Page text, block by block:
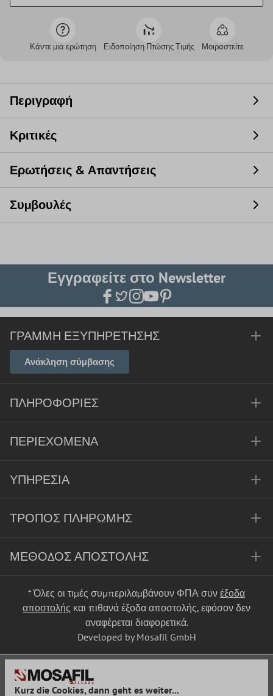
Κάντε μια ερώτηση Ειδοποίηση Πτώσης Τιμής Μοιραστείτε
Περιγραφή
Κριτικές
Ερωτήσεις & Απαντήσεις
Συμβουλές
Εγγραφείτε στο Newsletter
ΓΡΑΜΜΉ ΕΞΥΠΗΡΈΤΗΣΗΣ
Ανάκληση σύμβασης
ΠΛΗΡΟΦΟΡΊΕΣ
ΠΕΡΙΕΧΌΜΕΝΑ
ΥΠΗΡΕΣΊΑ
ΤΡΌΠΟΣ ΠΛΗΡΩΜΉΣ
ΜΈΘΟΔΟΣ ΑΠΟΣΤΟΛΉΣ
* Όλες οι τιμές συμπεριλαμβάνουν ΦΠΑ συν έξοδα
αποστολής και πιθανά έξοδα αποστολής, εφόσον δεν
αναφέρεται διαφορετικά.
Developed by Mosafil GmbH
Kurz die Cookies, dann geht es weiter...